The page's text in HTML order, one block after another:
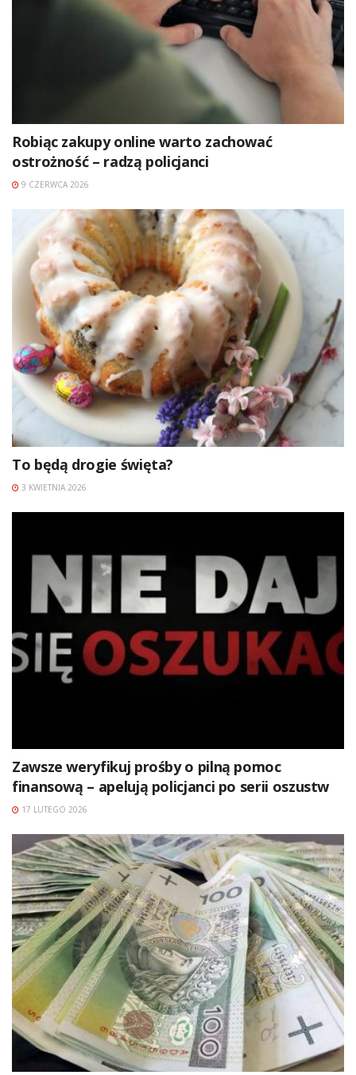
Robiąc zakupy online warto zachować
ostrożność – radzą policjanci
9 CZERWCA 2026
To będą drogie święta?
3 KWIETNIA 2026
Zawsze weryfikuj prośby o pilną pomoc
finansową – apelują policjanci po serii oszustw
17 LUTEGO 2026